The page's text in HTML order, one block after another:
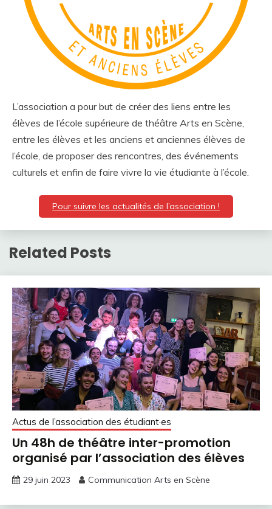
L’association a pour but de créer des liens entre les
élèves de l’école supérieure de théâtre Arts en Scène,
entre les élèves et les anciens et anciennes élèves de
l’école, de proposer des rencontres, des événements
culturels et enfin de faire vivre la vie étudiante à l’école.
Pour suivre les actualités de l’association !
Related Posts
Actus de l’association des étudiant·es
Un 48h de théâtre inter-promotion
organisé par l’association des élèves
29 juin 2023 Communication Arts en Scène